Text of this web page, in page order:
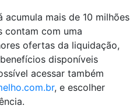
mais de 10 milhões
contam com uma
ofertas da liquidação,
disponíveis
acessar também
, e escolher